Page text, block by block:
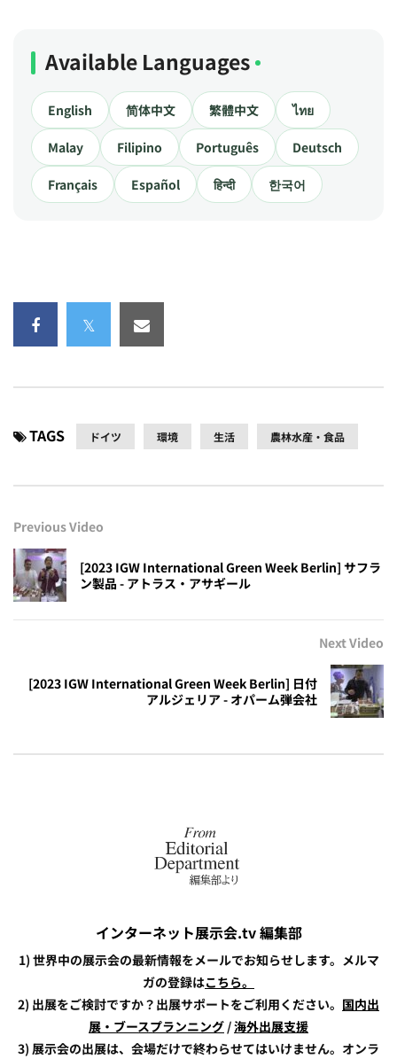
Available Languages
English 简体中文 繁體中文 ไทย
Malay Filipino Português Deutsch
Français Español हिन्दी 한국어
TAGS ドイツ 環境 生活 農林水産・食品
Previous Video
[2023 IGW International Green Week Berlin] サフラ
ン製品 - アトラス・アサギール
Next Video
[2023 IGW International Green Week Berlin] 日付
アルジェリア - オパーム弾会社
インターネット展示会.tv 編集部
1) 世界中の展示会の最新情報をメールでお知らせします。メルマ
ガの登録はこちら。
2) 出展をご検討ですか？出展サポートをご利用ください。 国内出
展・ブースプランニング /海外出展支援
3) 展示会の出展は、会場だけで終わらせてはいけません。オンラ